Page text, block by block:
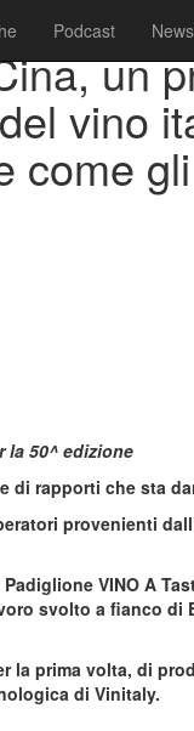
Podcast
un
vino
come
la 50^ edizione
di rapporti che sta
provenienti
VINO A
svolto a fianco
la prima volta, di
di Vinitaly.